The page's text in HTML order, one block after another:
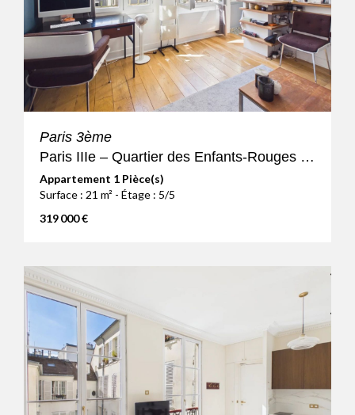
Paris 3ème
Paris IIIe – Quartier des Enfants-Rouges – Studio avec belle vue
Appartement 1 Pièce(s)
Surface : 21 m² - Étage : 5/5
319 000 €